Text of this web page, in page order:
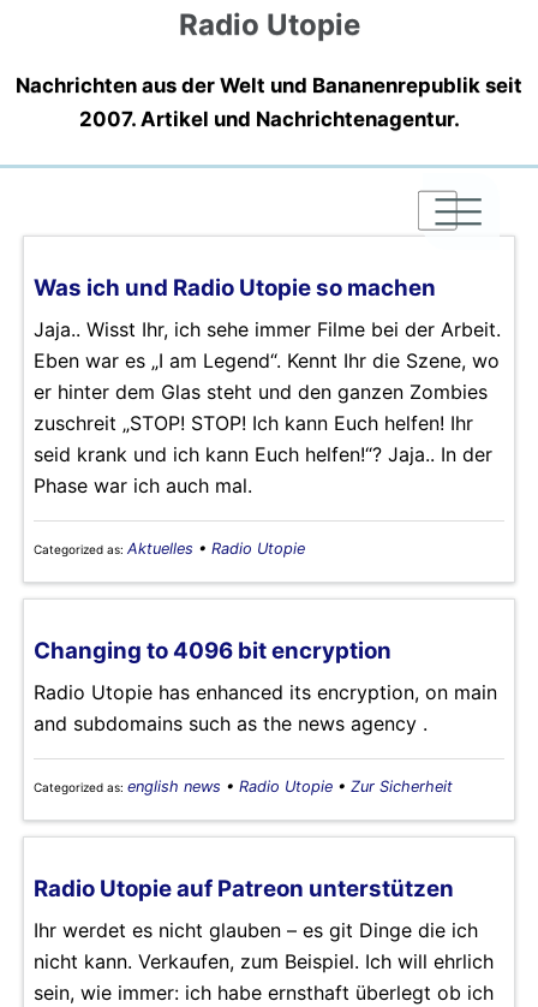
Radio Utopie
Nachrichten aus der Welt und Bananenrepublik seit
2007. Artikel und Nachrichtenagentur.
|
|
|
Was ich und Radio Utopie so machen
Jaja.. Wisst Ihr, ich sehe immer Filme bei der Arbeit.
Eben war es „I am Legend“. Kennt Ihr die Szene, wo
er hinter dem Glas steht und den ganzen Zombies
zuschreit „STOP! STOP! Ich kann Euch helfen! Ihr
seid krank und ich kann Euch helfen!“? Jaja.. In der
Phase war ich auch mal.
Categorized as: Aktuelles • Radio Utopie
Changing to 4096 bit encryption
Radio Utopie has enhanced its encryption, on main
and subdomains such as the news agency .
Categorized as: english news • Radio Utopie • Zur Sicherheit
Radio Utopie auf Patreon unterstützen
Ihr werdet es nicht glauben – es git Dinge die ich
nicht kann. Verkaufen, zum Beispiel. Ich will ehrlich
sein, wie immer: ich habe ernsthaft überlegt ob ich